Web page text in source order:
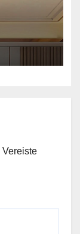
Vereiste